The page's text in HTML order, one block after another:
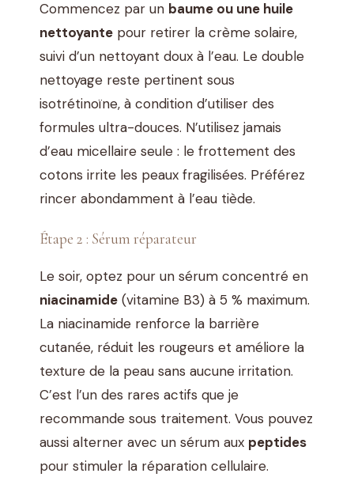
Commencez par un baume ou une huile
nettoyante pour retirer la crème solaire,
suivi d’un nettoyant doux à l’eau. Le double
nettoyage reste pertinent sous
isotrétinoïne, à condition d’utiliser des
formules ultra-douces. N’utilisez jamais
d’eau micellaire seule : le frottement des
cotons irrite les peaux fragilisées. Préférez
rincer abondamment à l’eau tiède.
Étape 2 : Sérum réparateur
Le soir, optez pour un sérum concentré en
niacinamide (vitamine B3) à 5 % maximum.
La niacinamide renforce la barrière
cutanée, réduit les rougeurs et améliore la
texture de la peau sans aucune irritation.
C’est l’un des rares actifs que je
recommande sous traitement. Vous pouvez
aussi alterner avec un sérum aux peptides
pour stimuler la réparation cellulaire.